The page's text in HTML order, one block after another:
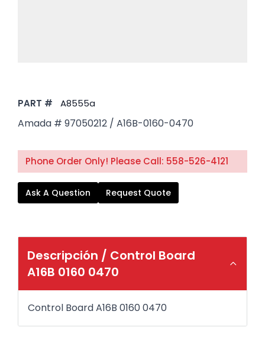
PART # A8555a
Amada # 97050212 / A16B-0160-0470
Phone Order Only! Please Call: 558-526-4121
Ask A Question Request Quote
Descripción / Control Board
A16B 0160 0470
Control Board A16B 0160 0470